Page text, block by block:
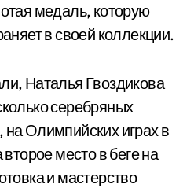
медаль, которую
в своей коллекции.
Наталья Гвоздикова
серебряных
Олимпийских играх в
место в беге на
и мастерство